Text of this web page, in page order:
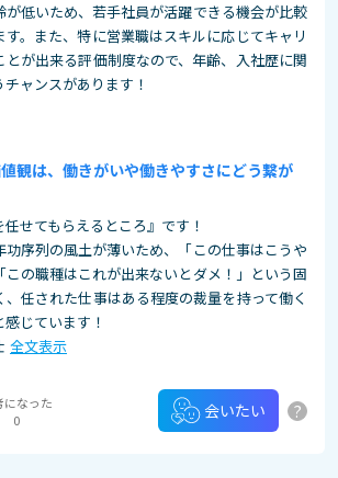
が低いため、若手社員が活躍できる機会が比較
。また、特に営業職はスキルに応じてキャリ
とが出来る評価制度なので、年齢、入社歴に関
ャンスがあります！
観は、働きがいや働きやすさにどう繋が
任せてもらえるところ』です！
序列の風土が薄いため、「この仕事はこうや
この職種はこれが出来ないとダメ！」という固
任された仕事はある程度の裁量を持って働く
じています！
全文表示
になった
0
会いたい ?